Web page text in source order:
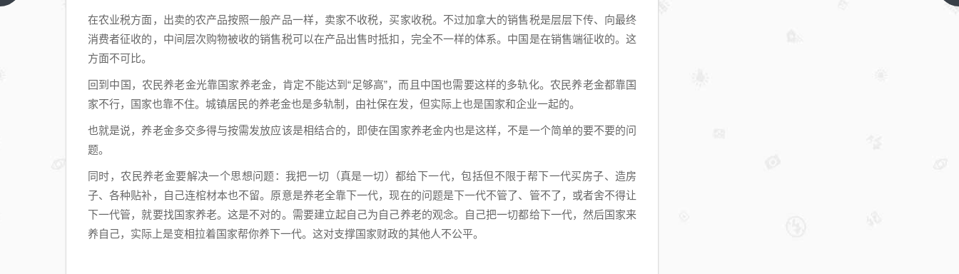
在农业税方面，出卖的农产品按照一般产品一样，卖家不收税，买家收税。不过加拿大的销售税是层层下传、向最终
消费者征收的，中间层次购物被收的销售税可以在产品出售时抵扣，完全不一样的体系。中国是在销售端征收的。这
方面不可比。
回到中国，农民养老金光靠国家养老金，肯定不能达到“足够高”，而且中国也需要这样的多轨化。农民养老金都靠国
家不行，国家也靠不住。城镇居民的养老金也是多轨制，由社保在发，但实际上也是国家和企业一起的。
也就是说，养老金多交多得与按需发放应该是相结合的，即使在国家养老金内也是这样，不是一个简单的要不要的问
题。
同时，农民养老金要解决一个思想问题：我把一切（真是一切）都给下一代，包括但不限于帮下一代买房子、造房
子、各种贴补，自己连棺材本也不留。原意是养老全靠下一代，现在的问题是下一代不管了、管不了，或者舍不得让
下一代管，就要找国家养老。这是不对的。需要建立起自己为自己养老的观念。自己把一切都给下一代，然后国家来
养自己，实际上是变相拉着国家帮你养下一代。这对支撑国家财政的其他人不公平。